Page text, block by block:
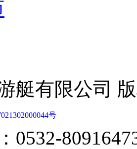
艇有限公司
号
0532-